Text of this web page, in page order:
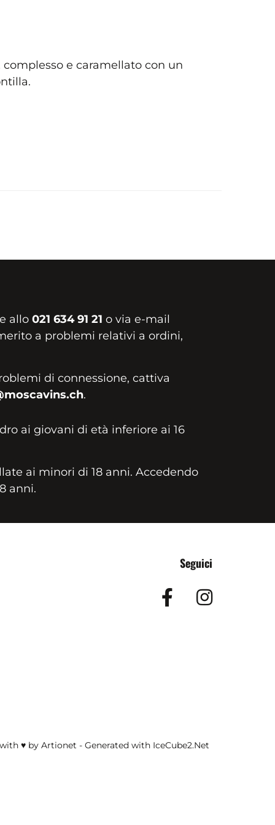
e caramellato con un
allo 021 634 91 21 o via e-mail
a problemi relativi a ordini,
di connessione, cattiva
.
ai giovani di età inferiore ai 16
ai minori di 18 anni. Accedendo
anni.
Seguici
Facebook
♥ by Artionet - Generated with IceCube2.Net